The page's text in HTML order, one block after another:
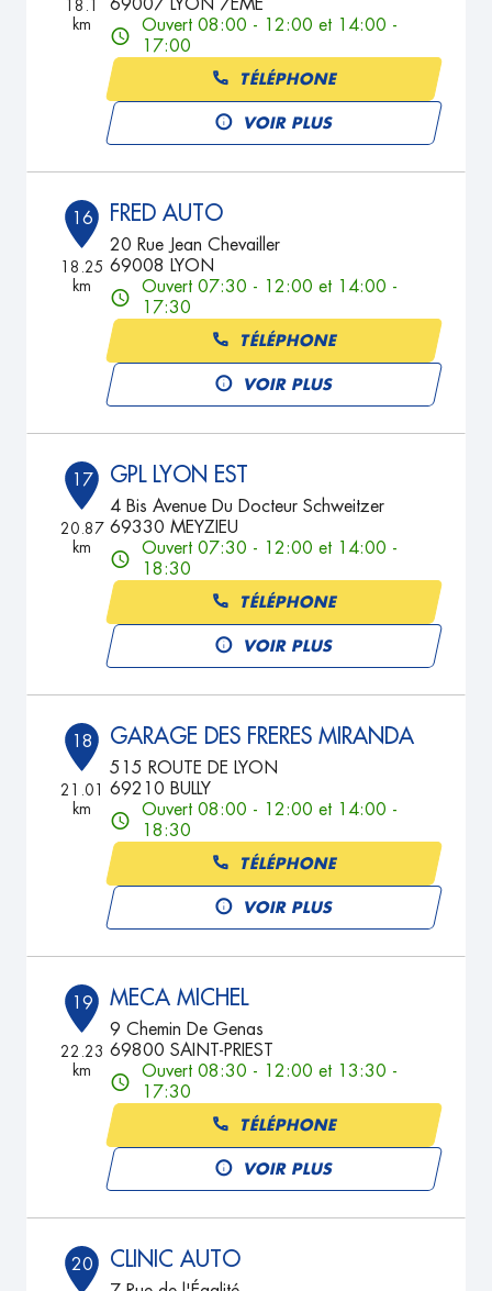
18.1
km
69007 LYON 7EME
Ouvert 08:00 - 12:00 et 14:00 -
17:00
TÉLÉPHONE
VOIR PLUS
16
18.25
km
FRED AUTO
20 Rue Jean Chevailler
69008 LYON
Ouvert 07:30 - 12:00 et 14:00 -
17:30
TÉLÉPHONE
VOIR PLUS
17
20.87
km
GPL LYON EST
4 Bis Avenue Du Docteur Schweitzer
69330 MEYZIEU
Ouvert 07:30 - 12:00 et 14:00 -
18:30
TÉLÉPHONE
VOIR PLUS
18
21.01
km
GARAGE DES FRERES MIRANDA
515 ROUTE DE LYON
69210 BULLY
Ouvert 08:00 - 12:00 et 14:00 -
18:30
TÉLÉPHONE
VOIR PLUS
19
22.23
km
MECA MICHEL
9 Chemin De Genas
69800 SAINT-PRIEST
Ouvert 08:30 - 12:00 et 13:30 -
17:30
TÉLÉPHONE
VOIR PLUS
20 CLINIC AUTO